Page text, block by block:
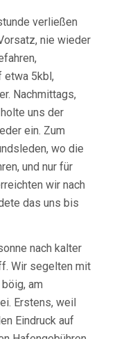
verließen
nie wieder
etwa 5kbl,
Nachmittags,
uns der
ein. Zum
wo die
und nur für
wir nach
das uns bis
nach kalter
Wir segelten mit
am
Erstens, weil
Eindruck auf